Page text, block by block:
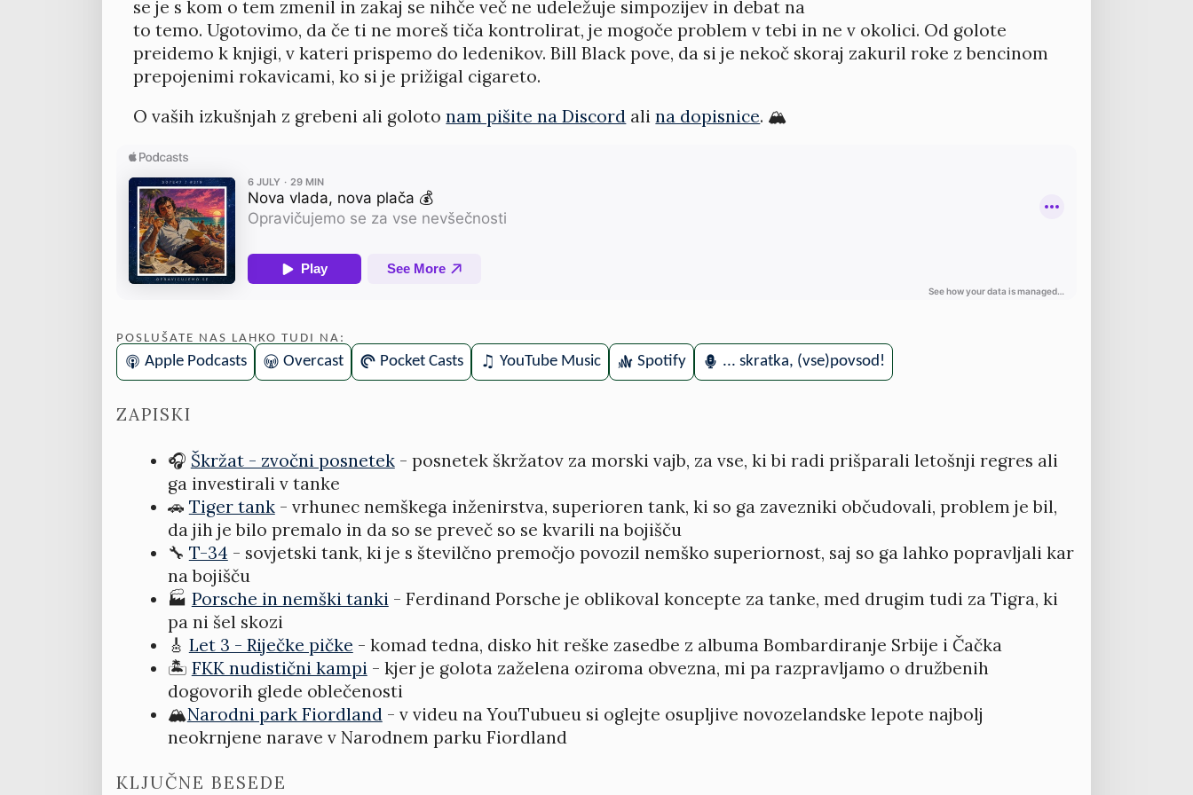
se je s kom o tem zmenil in zakaj se nihče več ne udeležuje simpozijev in debat na
to temo. Ugotovimo, da če ti ne moreš tiča kontrolirat, je mogoče problem v tebi in ne v okolici. Od golote
preidemo k knjigi, v kateri prispemo do ledenikov. Bill Black pove, da si je nekoč skoraj zakuril roke z bencinom
prepojenimi rokavicami, ko si je prižigal cigareto.
O vaših izkušnjah z grebeni ali golotonam pišite na Discord alina dopisnice. 🏔️
POSLUŠATE NAS LAHKO TUDI NA:
Apple Podcasts Overcast Pocket Casts YouTube Music Spotify ... skratka, (vse)povsod!
ZAPISKI
🎧 Škržat - zvočni posnetek- posnetek škržatov za morski vajb, za vse, ki bi radi prišparali letošnji regres ali
ga investirali v tanke
🚗 Tiger tank- vrhunec nemškega inženirstva, superioren tank, ki so ga zavezniki občudovali, problem je bil,
da jih je bilo premalo in da so se preveč so se kvarili na bojišču
🔧 T-34 - sovjetski tank, ki je s številčno premočjo povozil nemško superiornost, saj so ga lahko popravljali kar
na bojišču
🏭 Porsche in nemški tanki- Ferdinand Porsche je oblikoval koncepte za tanke, med drugim tudi za Tigra, ki
pa ni šel skozi
🎸 Let 3 - Riječke pičke - komad tedna, disko hit reške zasedbe z albuma Bombardiranje Srbije i Čačka
🏝️ FKK nudistični kampi- kjer je golota zaželena oziroma obvezna, mi pa razpravljamo o družbenih
dogovorih glede oblečenosti
🏔️Narodni park Fiordland- v videu na YouTubueu si oglejte osupljive novozelandske lepote najbolj
neokrnjene narave v Narodnem parku Fiordland
KLJUČNE BESEDE